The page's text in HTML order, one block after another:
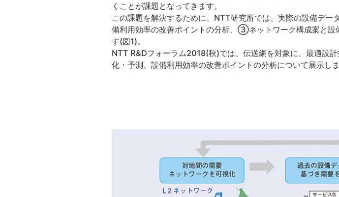
くことが課題となってきます。
この課題を解決するために、NTT研究所では、実際の設備デ
備利用効率の改善ポイントの分析、③ネットワーク構成案と設
す(図1)。
NTT R&Dフォーラム2018(秋)では、伝送網を対象に、最適設
化・予測、設備利用効率の改善ポイントの分析について展示しま